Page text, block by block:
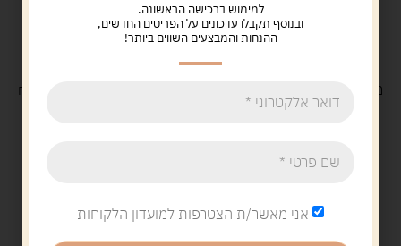
משלוח
למימוש ברכישה הראשונה.
ובנוסף תקבלו עדכונים על הפריטים החדשים,
ההנחות והמבצעים השווים ביותר!
אני מאשר/ת הצטרפות למועדון הלקוחות